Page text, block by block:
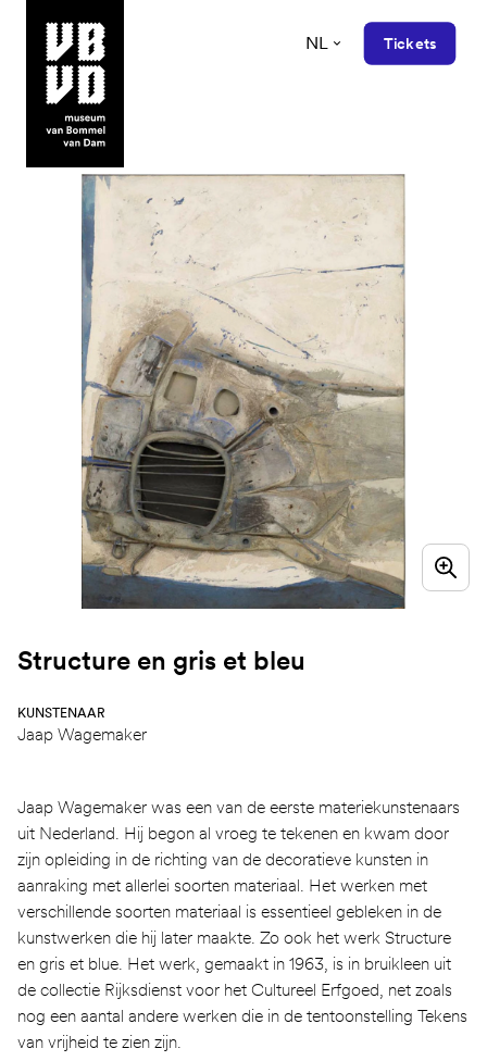
museum van Bommel van Dam
NL Tickets
Structure en gris et bleu
KUNSTENAAR
Jaap Wagemaker
Jaap Wagemaker was een van de eerste materiekunstenaars
uit Nederland. Hij begon al vroeg te tekenen en kwam door
zijn opleiding in de richting van de decoratieve kunsten in
aanraking met allerlei soorten materiaal. Het werken met
verschillende soorten materiaal is essentieel gebleken in de
kunstwerken die hij later maakte. Zo ook het werk Structure
en gris et blue. Het werk, gemaakt in 1963, is in bruikleen uit
de collectie Rijksdienst voor het Cultureel Erfgoed, net zoals
nog een aantal andere werken die in de tentoonstelling Tekens
van vrijheid te zien zijn.